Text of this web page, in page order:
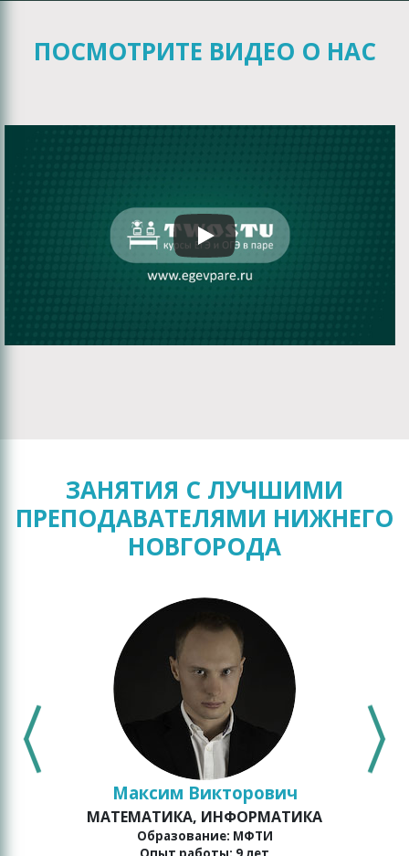
ПОСМОТРИТЕ ВИДЕО О НАС
ЗАНЯТИЯ С ЛУЧШИМИ
ПРЕПОДАВАТЕЛЯМИ НИЖНЕГО
НОВГОРОДА
Максим Викторович
МАТЕМАТИКА, ИНФОРМАТИКА
Образование: МФТИ